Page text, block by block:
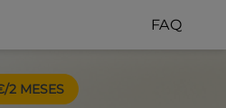
FAQ
2 MESES